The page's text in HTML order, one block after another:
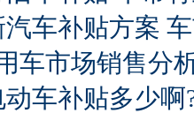
车补贴方案
车市场销售分
车补贴多少啊